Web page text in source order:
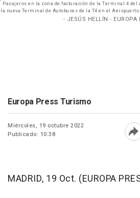
Pasajeros en la zona de facturación de la Terminal 4 del
la nueva Terminal de Autobuses de la T4 en el
- JESÚS HELLÍN - EUROPA
Europa Press Turismo
Miércoles, 19 octubre 2022
Publicado: 10:38
MADRID, 19 Oct. (EUROPA